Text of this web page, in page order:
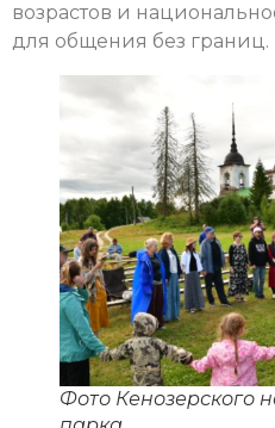
возрастов и
для общения без границ.
Фото Кенозерского